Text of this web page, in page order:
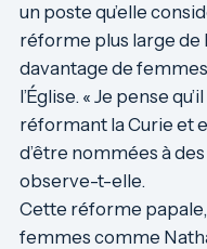
un poste qu’elle
réforme plus large de
davantage de
l’Église. « Je pense
réformant la Curie et
d’être nommées à
observe-t-elle.
Cette réforme
femmes comme